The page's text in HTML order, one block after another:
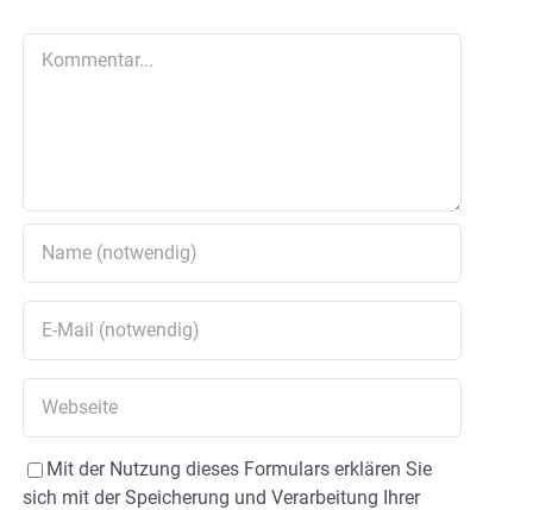
Mit der Nutzung dieses Formulars erklären Sie
sich mit der Speicherung und Verarbeitung Ihrer